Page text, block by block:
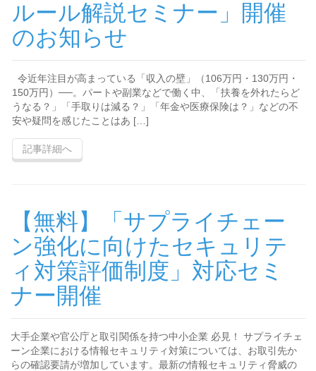
ルール解説セミナー」開催
のお知らせ
令近年注目が高まっている「収入の壁」（106万円・130万円・
150万円）──。パートや副業などで働く中、「扶養を外れたらど
うなる？」「手取りは減る？」「年金や医療保険は？」などの不
安や疑問を感じたことはあ […]
記事詳細へ
【無料】「サプライチェー
ン強化に向けたセキュリテ
ィ対策評価制度」対応セミ
ナー開催
大手企業や官公庁と取引関係を持つ中小企業 必見！ サプライチェ
ーン企業における情報セキュリティ対策については、お取引先か
らの確認要請が増加しています。最新の情報セキュリティ脅威の